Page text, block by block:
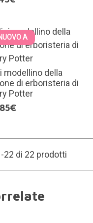
A
modellino della
di erboristeria di
Potter
22 di 22 prodotti